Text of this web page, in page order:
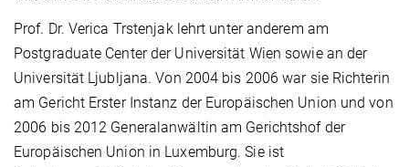
Prof. Dr. Verica Trstenjak lehrt unter anderem am
Postgraduate Center der Universität Wien sowie an der
Universität Ljubljana. Von 2004 bis 2006 war sie Richterin
am Gericht Erster Instanz der Europäischen Union und von
2006 bis 2012 Generalanwältin am Gerichtshof der
Europäischen Union in Luxemburg. Sie ist